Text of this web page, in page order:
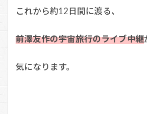
これから約12日間に渡る、
前澤友作の宇宙旅行のライブ中継
気になります。